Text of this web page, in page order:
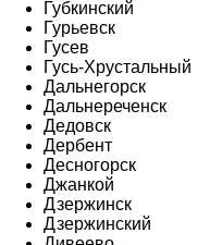
Губкинский
Гурьевск
Гусев
Гусь-Хрустальный
Дальнегорск
Дальнереченск
Дедовск
Дербент
Десногорск
Джанкой
Дзержинск
Дзержинский